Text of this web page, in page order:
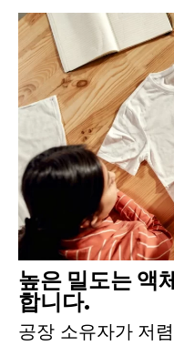
높은 밀도는 액
합니다.
공장 소유자가 저